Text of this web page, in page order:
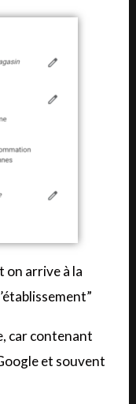
on arrive à la
car contenant
et souvent